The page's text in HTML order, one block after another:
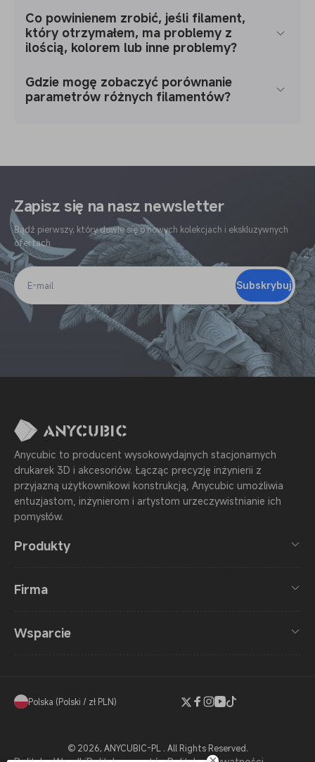
Co powinienem zrobić, jeśli filament,
który otrzymałem, ma problemy z
ilością, kolorem lub inne problemy?
Gdzie mogę zobaczyć porównanie
parametrów różnych filamentów?
Zapisz się na nasz newsletter
Bądź pierwszy, który dowie się o nowych kolekcjach i ekskluzywnych
ofertach
E-
mail
Subskrybuj
Produkty
Firma
Wsparcie
Anycubic to producent wysokowydajnych stacjonarnych
drukarek 3D i akcesoriów. Łącząc precyzję inżynierii z
przyjazną użytkownikowi konstrukcją, Anycubic umożliwia
entuzjastom, inżynierom i artystom urzeczywistnianie ich
pomysłów.
Polska (Polski / zł PLN) Twitter
Facebook
Instagram
YouTube
TikTok
© 2026, ANYCUBIC-PL . All Rights Reserved.